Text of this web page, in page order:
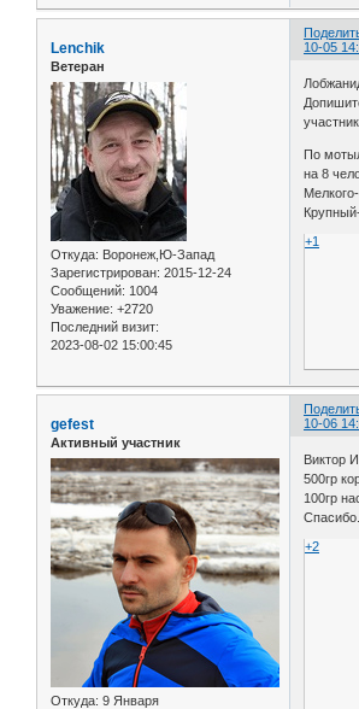
10-05
Lenchik
Ветеран
Откуда: Воронеж,Ю-Запад
Зарегистрирован: 2015-12-24
Сообщений: 1004
Уважение: +2720
Последний визит:
2023-08-02 15:00:45
По
на 8
+1
10-06
gefest
Активный участник
Откуда: 9 Января
Виктор
500гр
100гр
Спасибо.
+2